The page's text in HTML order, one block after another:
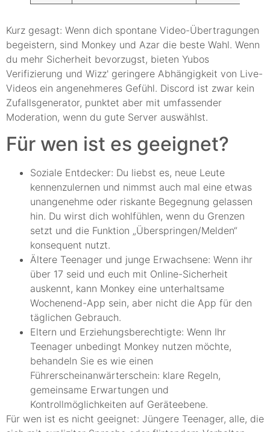
Kurz gesagt: Wenn dich spontane Video-Übertragungen
begeistern, sind Monkey und Azar die beste Wahl. Wenn
du mehr Sicherheit bevorzugst, bieten Yubos
Verifizierung und Wizz' geringere Abhängigkeit von Live-
Videos ein angenehmeres Gefühl. Discord ist zwar kein
Zufallsgenerator, punktet aber mit umfassender
Moderation, wenn du gute Server auswählst.
Für wen ist es geeignet?
Soziale Entdecker: Du liebst es, neue Leute
kennenzulernen und nimmst auch mal eine etwas
unangenehme oder riskante Begegnung gelassen
hin. Du wirst dich wohlfühlen, wenn du Grenzen
setzt und die Funktion „Überspringen/Melden“
konsequent nutzt.
Ältere Teenager und junge Erwachsene: Wenn ihr
über 17 seid und euch mit Online-Sicherheit
auskennt, kann Monkey eine unterhaltsame
Wochenend-App sein, aber nicht die App für den
täglichen Gebrauch.
Eltern und Erziehungsberechtigte: Wenn Ihr
Teenager unbedingt Monkey nutzen möchte,
behandeln Sie es wie einen
Führerscheinanwärterschein: klare Regeln,
gemeinsame Erwartungen und
Kontrollmöglichkeiten auf Geräteebene.
Für wen ist es nicht geeignet: Jüngere Teenager, alle, die